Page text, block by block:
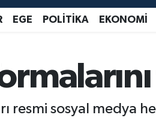
EURO 55,1652 %0.27
BİST100 13.773
65.130,04 %1.2
EGE POLİTİKA EKONOMİ
sosyal medya